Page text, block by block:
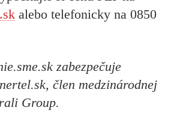
alebo telefonicky na 0850
zabezpečuje
člen medzinárodnej
Group.